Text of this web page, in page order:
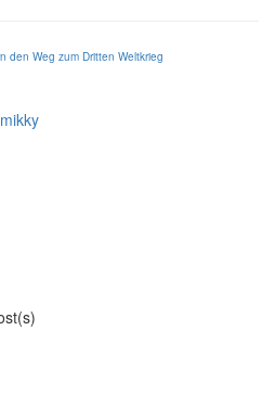
den Weg zum Dritten Weltkrieg
mikky